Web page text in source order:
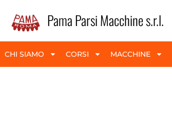
Pama Parsi Macchine s.r.l.
CHI SIAMO CORSI MACCHINE